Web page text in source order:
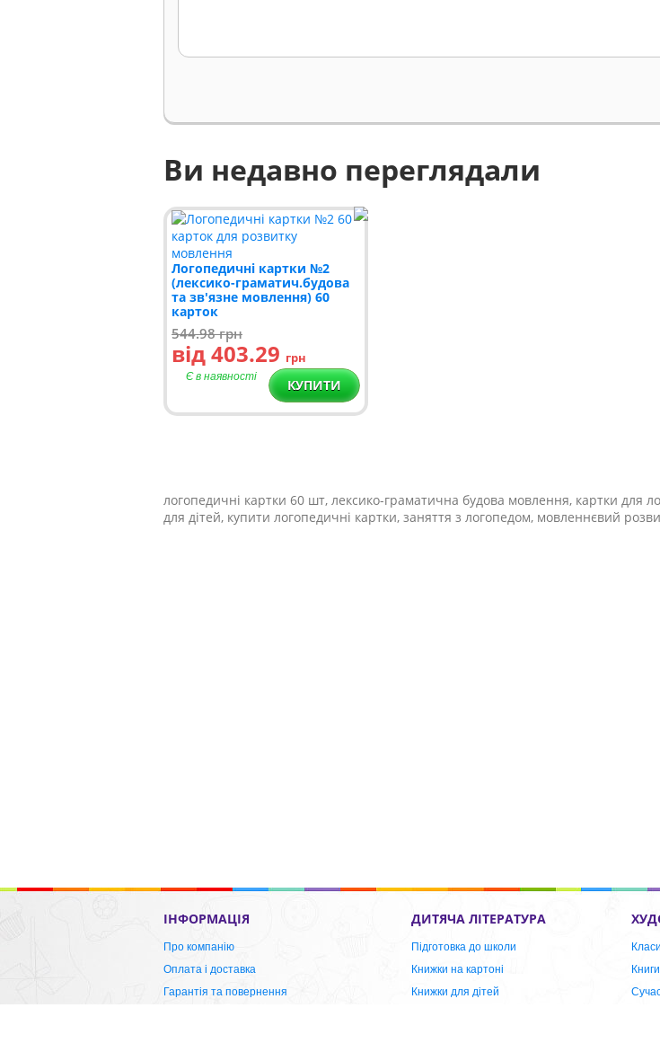
Ви недавно переглядали
Логопедичні картки №2
(лексико-граматич.будова
та зв'язне мовлення) 60
карток
544.98грн
від 403.29 грн
Є в наявності КУПИТИ
логопедичні картки 60 шт, лексико-граматична будова мовлення, картки для
для дітей, купити логопедичні картки, заняття з логопедом, мовленнєвий
ІНФОРМАЦІЯ
Про компанію
Оплата і доставка
Гарантія та повернення
ДИТЯЧА ЛІТЕРАТУРА
Підготовка до школи
Книжки на картоні
Книжки для дітей